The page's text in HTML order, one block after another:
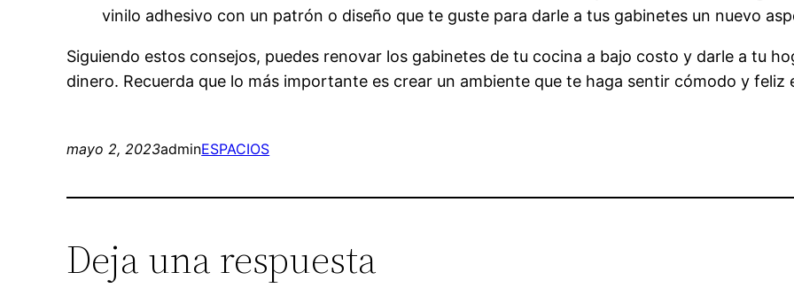
vinilo adhesivo con un patrón o diseño que te guste para darle a tus gabinetes un nuevo
Siguiendo estos consejos, puedes renovar los gabinetes de tu cocina a bajo costo y darle a tu
dinero. Recuerda que lo más importante es crear un ambiente que te haga sentir cómodo y feliz
mayo 2, 2023adminESPACIOS
Deja una respuesta